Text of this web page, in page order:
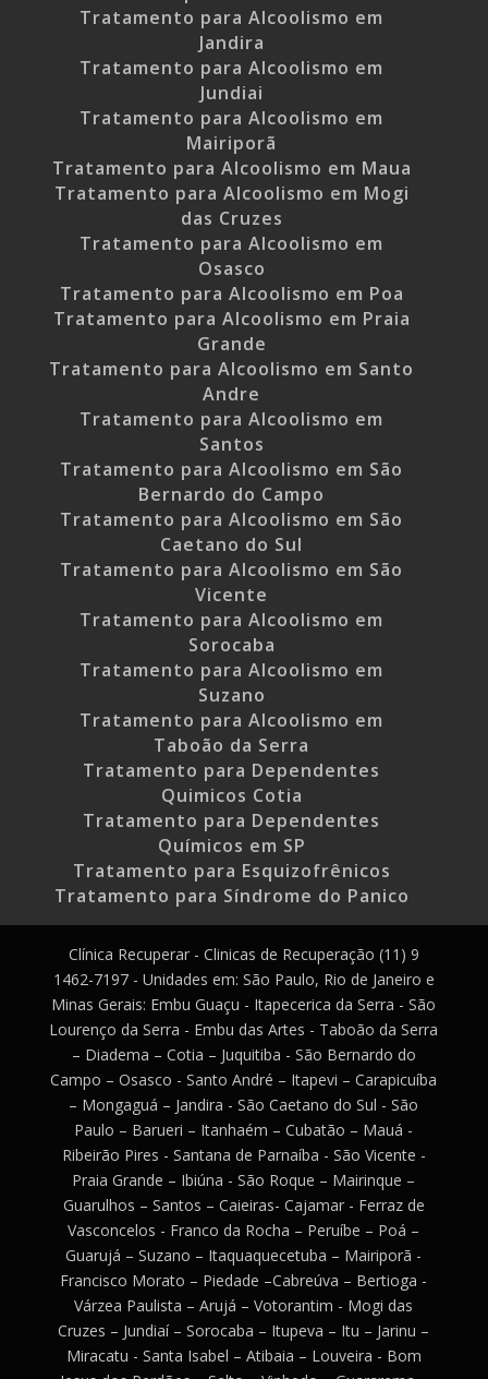
Tratamento para Alcoolismo em
Jandira
Tratamento para Alcoolismo em
Jundiai
Tratamento para Alcoolismo em
Mairiporã
Tratamento para Alcoolismo em Maua
Tratamento para Alcoolismo em Mogi
das Cruzes
Tratamento para Alcoolismo em
Osasco
Tratamento para Alcoolismo em Poa
Tratamento para Alcoolismo em Praia
Grande
Tratamento para Alcoolismo em Santo
Andre
Tratamento para Alcoolismo em
Santos
Tratamento para Alcoolismo em São
Bernardo do Campo
Tratamento para Alcoolismo em São
Caetano do Sul
Tratamento para Alcoolismo em São
Vicente
Tratamento para Alcoolismo em
Sorocaba
Tratamento para Alcoolismo em
Suzano
Tratamento para Alcoolismo em
Taboão da Serra
Tratamento para Dependentes
Quimicos Cotia
Tratamento para Dependentes
Químicos em SP
Tratamento para Esquizofrênicos
Tratamento para Síndrome do Panico
Clínica Recuperar - Clinicas de Recuperação (11) 9
1462-7197 - Unidades em: São Paulo, Rio de Janeiro e
Minas Gerais: Embu Guaçu - Itapecerica da Serra - São
Lourenço da Serra - Embu das Artes - Taboão da Serra
– Diadema – Cotia – Juquitiba - São Bernardo do
Campo – Osasco - Santo André – Itapevi – Carapicuíba
– Mongaguá – Jandira - São Caetano do Sul - São
Paulo – Barueri – Itanhaém – Cubatão – Mauá -
Ribeirão Pires - Santana de Parnaíba - São Vicente -
Praia Grande – Ibiúna - São Roque – Mairinque –
Guarulhos – Santos – Caieiras- Cajamar - Ferraz de
Vasconcelos - Franco da Rocha – Peruíbe – Poá –
Guarujá – Suzano – Itaquaquecetuba – Mairiporã -
Francisco Morato – Piedade –Cabreúva – Bertioga -
Várzea Paulista – Arujá – Votorantim - Mogi das
Cruzes – Jundiaí – Sorocaba – Itupeva – Itu – Jarinu –
Miracatu - Santa Isabel – Atibaia – Louveira - Bom